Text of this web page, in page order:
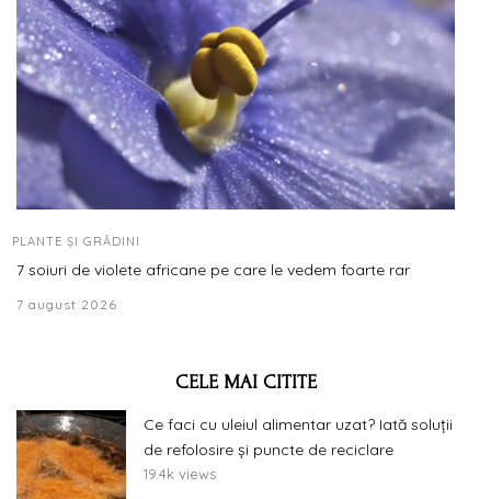
PLANTE ȘI GRĂDINI
7 soiuri de violete africane pe care le vedem foarte rar
7 august 2026
CELE MAI CITITE
Ce faci cu uleiul alimentar uzat? Iată soluții
de refolosire și puncte de reciclare
19.4k views